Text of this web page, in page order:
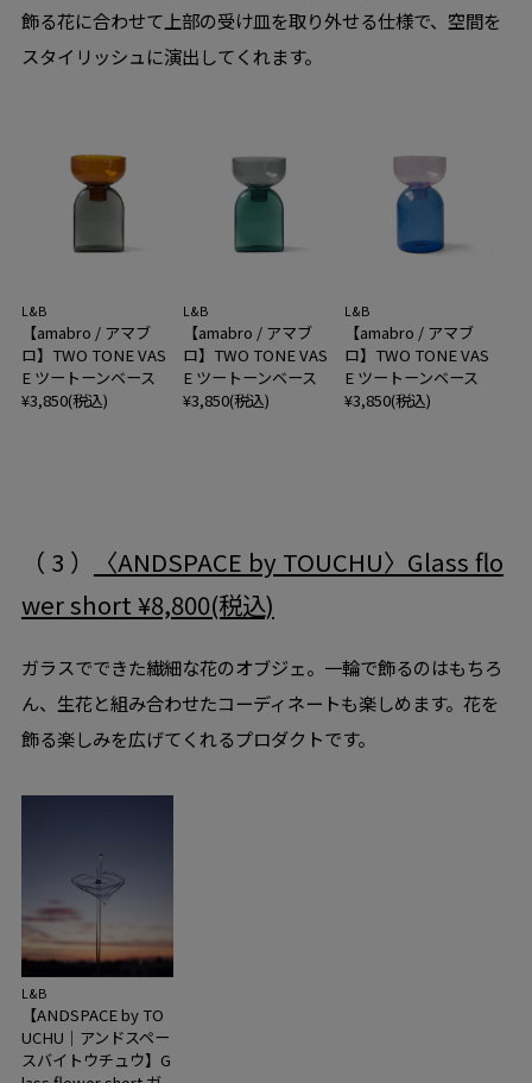
飾る花に合わせて上部の受け皿を取り外せる仕様で、空間を
スタイリッシュに演出してくれます。
L&B
【amabro / アマブ
ロ】TWO TONE VAS
E ツートーンベース
¥3,850(税込)
L&B
【amabro / アマブ
ロ】TWO TONE VAS
E ツートーンベース
¥3,850(税込)
L&B
【amabro / アマブ
ロ】TWO TONE VAS
E ツートーンベース
¥3,850(税込)
（ 3 ）
〈ANDSPACE by TOUCHU〉Glass flo
wer short ¥8,800(税込)
ガラスでできた繊細な花のオブジェ。一輪で飾るのはもちろ
ん、生花と組み合わせたコーディネートも楽しめます。花を
飾る楽しみを広げてくれるプロダクトです。
L&B
【ANDSPACE by TO
UCHU｜アンドスペー
スバイトウチュウ】G